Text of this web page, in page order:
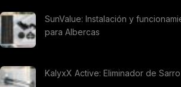
SunValue: Instalación y
para Albercas
KalyxX Active: Eliminador de